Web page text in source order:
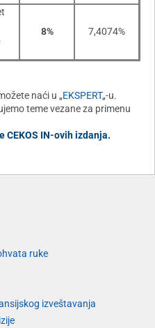
8% 7,4074%
naći u „EKSPERT„-u.
teme vezane za primenu
CEKOS IN-ovih izdanja.
ruke
izveštavanja